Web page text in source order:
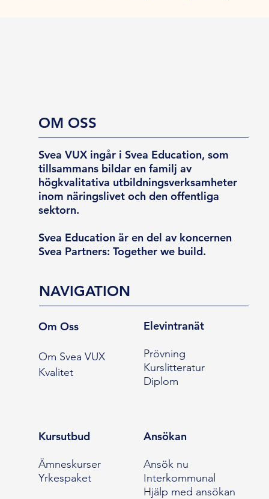
OM OSS
Svea VUX ingår i Svea Education, som
tillsammans bildar en familj av
högkvalitativa utbildningsverksamheter
inom näringslivet och den offentliga
sektorn.
Svea Education är en del av koncernen
Svea Partners: Together we build.
NAVIGATION
Om Oss
Om Svea VUX
Kvalitet
Elevintranät
Prövning
Kurslitteratur
Diplom
Kursutbud
Ämneskurser
Yrkespaket
Ansökan
Ansök nu
Interkommunal
Hjälp med ansökan